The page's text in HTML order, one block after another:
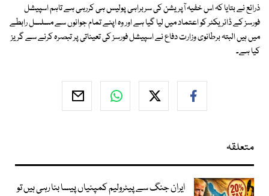
ذرائع نے بتایا کہ اس خفیہ آپریشن کی سربراہی پولیس ہی کررہی ہے تاہم اسپیشل
فورسز کے ڈائریکٹر کو اعتماد میں لیا گیا ہے اور وہ اپنے تمام جوانوں سے مسلسل رابطے
میں ہیں البتہ برطانوی وزارت دفاع نے اسپیشل فورسز کی تعیناتی پر تبصرہ کرنے سے گریز
کیا ہے۔
متعلقہ
ایران جنگ سے پیٹرولیم کمپنیاں پیسا بنا رہی ہیں تو